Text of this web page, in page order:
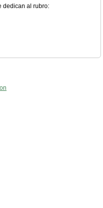
dedican al rubro: